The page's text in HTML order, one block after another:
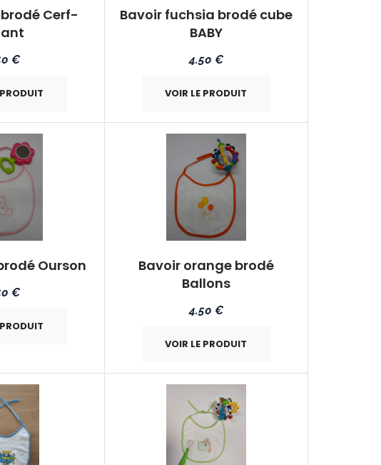
Cerf-
€
Bavoir fuchsia brodé cube
BABY
4.50 €
VOIR LE PRODUIT
Ourson
€
Bavoir orange brodé
Ballons
4.50 €
VOIR LE PRODUIT